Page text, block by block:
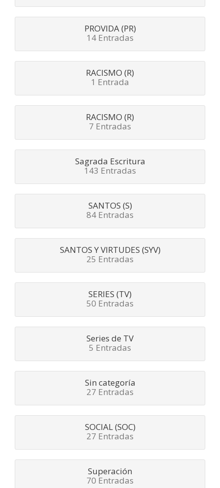
PROVIDA (PR)
14 Entradas
RACISMO (R)
1 Entrada
RACISMO (R)
7 Entradas
Sagrada Escritura
143 Entradas
SANTOS (S)
84 Entradas
SANTOS Y VIRTUDES (SYV)
25 Entradas
SERIES (TV)
50 Entradas
Series de TV
5 Entradas
Sin categoría
27 Entradas
SOCIAL (SOC)
27 Entradas
Superación
70 Entradas